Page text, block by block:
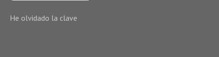
He olvidado la clave